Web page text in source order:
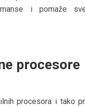
i pomaže
procesore
procesora i tako